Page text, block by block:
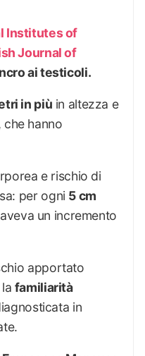
Institutes of
Journal of
ai testicoli.
in più in altezza e
che hanno
e rischio di
per ogni 5 cm
un incremento
apportato
familiarità
in